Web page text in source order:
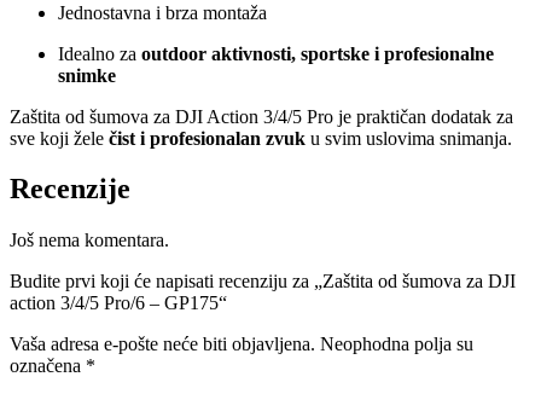
Jednostavna i brza montaža
Idealno za outdoor aktivnosti, sportske i profesionalne
snimke
Zaštita od šumova za DJI Action 3/4/5 Pro je praktičan dodatak za
sve koji žele čist i profesionalan zvuk u svim uslovima snimanja.
Recenzije
Još nema komentara.
Budite prvi koji će napisati recenziju za „Zaštita od šumova za DJI
action 3/4/5 Pro/6 – GP175“
Vaša adresa e-pošte neće biti objavljena. Neophodna polja su
označena *